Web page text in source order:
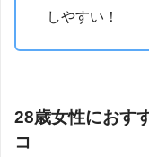
しやすい！
28歳女性におす
コ